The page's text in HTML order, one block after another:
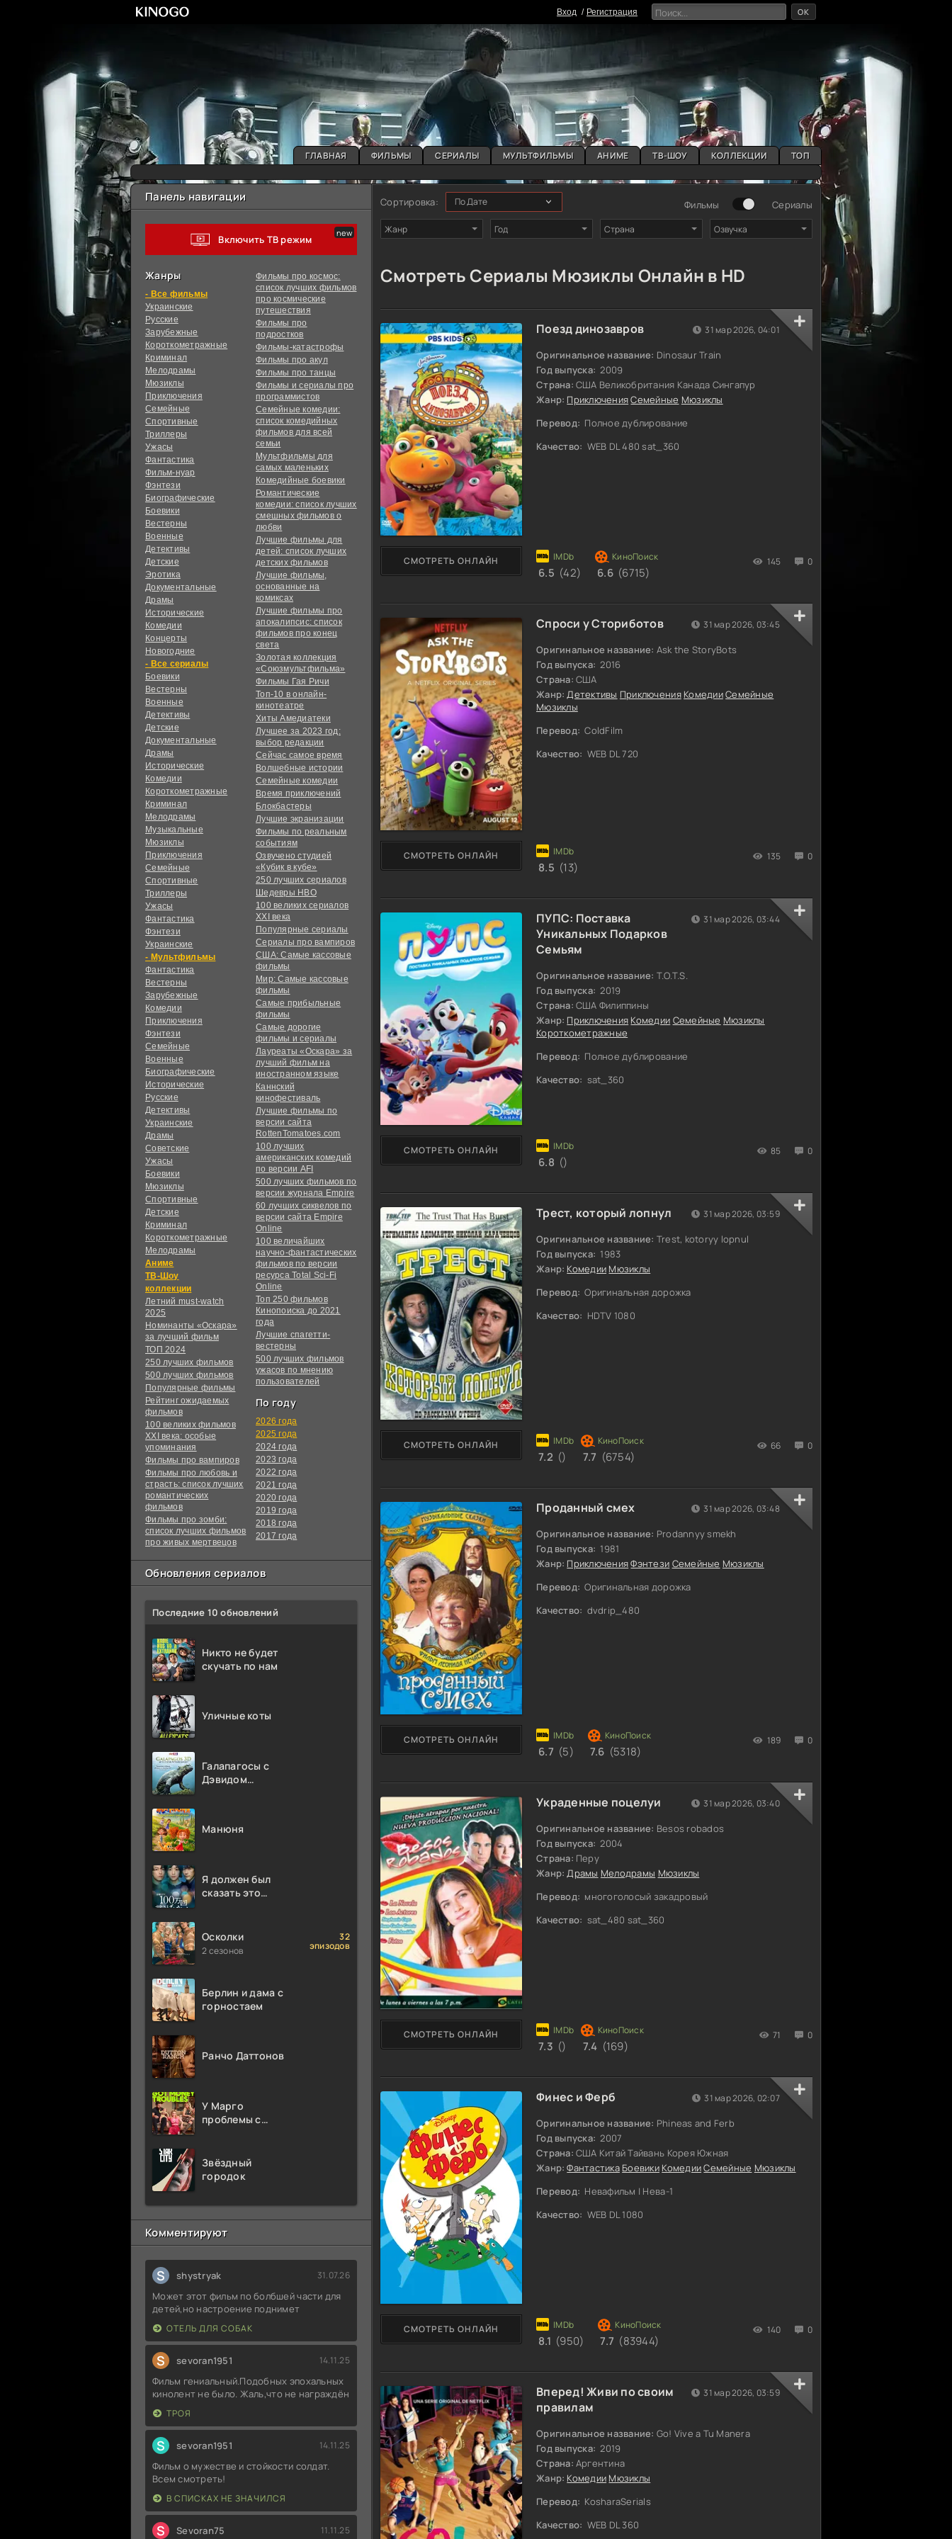
Вxoд Регистрация OK
ГЛАВНАЯ ФИЛЬМЫ СЕРИАЛЫ МУЛЬТФИЛЬМЫ АНИМЕ ТВ-ШОУ КОЛЛЕКЦИИ ТОП
Панель навигации
Включить ТВ режим
Жанры
фильмы
Украинcкие
Русские
Зарубежные
Короткометражные
Криминал
Мелодрамы
Мюзиклы
Приключения
Семейные
Спортивные
Триллеры
Ужасы
Фантастика
Фильм-нуар
Фэнтези
Биографические
Боевики
Вестерны
Военные
Детективы
Детские
Эротика
Документальные
Драмы
Исторические
Комедии
Концерты
Новогодние
сериалы
Боевики
Вестерны
Военные
Детективы
Детские
Документальные
Драмы
Исторические
Комедии
Короткометражные
Криминал
Мелодрамы
Музыкальные
Мюзиклы
Приключения
Семейные
Спортивные
Триллеры
Ужасы
Фантастика
Фэнтези
Украинcкие
Мультфильмы
Фантастика
Вестерны
Зарубежные
Комедии
Приключения
Фэнтези
Семейные
Военные
Биографические
Исторические
Русские
Детективы
Украинские
Драмы
Советские
Ужасы
Боевики
Мюзиклы
Спортивные
Детские
Криминал
Короткометражные
Мелодрамы
Аниме
ТВ-Шоу
коллекции
Летний must-watch
2025
Номинанты «Оскара»
за лучший фильм
ТОП 2024
250 лучших фильмов
500 лучших фильмов
Популярные фильмы
Рейтинг ожидаемых
фильмов
100 великих фильмов
XXI века: особые
упоминания
Фильмы про вампиров
Фильмы про любовь и
страсть: список лучших
романтических
фильмов
Фильмы про зомби:
список лучших фильмов
про живых мертвецов
Фильмы про космос:
список лучших фильмов
про космические
путешествия
Фильмы про
подростков
Фильмы-катастрофы
Фильмы про акул
Фильмы про танцы
Фильмы и сериалы про
программистов
Семейные комедии:
список комедийных
фильмов для всей
семьи
Мультфильмы для
самых маленьких
Комедийные боевики
Романтические
комедии: список лучших
смешных фильмов о
любви
Лучшие фильмы для
детей: список лучших
детских фильмов
Лучшие фильмы,
основанные на
комиксах
Лучшие фильмы про
апокалипсис: список
фильмов про конец
света
Золотая коллекция
«Союзмультфильма»
Фильмы Гая Ричи
Топ-10 в онлайн-
кинотеатре
Хиты Амедиатеки
Лучшее за 2023 год:
выбор редакции
Сейчас самое время
Волшебные истории
Семейные комедии
Время приключений
Блокбастеры
Лучшие экранизации
Фильмы по реальным
событиям
Озвучено студией
«Кубик в кубе»
250 лучших сериалов
Шедевры HBO
100 великих сериалов
XXI века
Популярные сериалы
Сериалы про вампиров
США: Самые кассовые
фильмы
Мир: Самые кассовые
фильмы
Самые прибыльные
фильмы
Самые дорогие
фильмы и сериалы
Лауреаты «Оскара» за
лучший фильм на
иностранном языке
Каннский
кинофестиваль
Лучшие фильмы по
версии сайта
RottenTomatoes.com
100 лучших
американских комедий
по версии AFI
500 лучших фильмов по
версии журнала Empire
60 лучших сиквелов по
версии сайта Empire
Online
100 величайших
научно-фантастических
фильмов по версии
ресурса Total Sci-Fi
Online
Топ 250 фильмов
Кинопоиска до 2021
года
Лучшие спагетти-
вестерны
500 лучших фильмов
ужасов по мнению
пользователей
По году
2026 года
2025 года
2024 года
2023 года
2022 года
2021 года
2020 года
2019 года
2018 года
2017 года
Обновления сериалов
Последние 10 обновлений
Никто не будет
скучать по нам
Уличные коты
Галапагосы с
Дэвидом
Манюня
Я должен был
сказать это
Осколки
2 сезонов
32
эпизодов
Берлин и дама с
горностаем
Ранчо Даттонов
У Марго
проблемы с
Звёздный
городок
Комментируют
S shystryak 31.07.26
Может этот фильм по болбшей части для
детей,но настроение поднимет
ОТЕЛЬ ДЛЯ СОБАК
S sevoran1951 14.11.25
Фильм гениальный.Подобных эпохальных
кинолент не было. Жаль,что не награждён
ТРОЯ
S sevoran1951 14.11.25
Фильм о мужестве и стойкости солдат.
Всем смотреть!
В СПИСКАХ НЕ ЗНАЧИЛСЯ
S Sevoran75 11.11.25
Сортировка: Фильмы Сериалы
Жанр Год Страна Озвучка
Смотреть Сериалы Мюзиклы Онлайн в HD
Поезд динозавров
Оригинальное название: Dinosaur Train
Год выпуска: 2009
Страна: США Великобритания Канада Сингапур
Жанр: ПриключенияСемейные Мюзиклы
Перевод: Полное дублирование
Качество: WEB DL 480 sat_360
СМОТРЕТЬ ОНЛАЙН
6.5 (42) 6.6 (6715)
145 0
31 мар 2026, 04:01
Спроси у Сториботов
Оригинальное название: Ask the StoryBots
Год выпуска: 2016
Страна: США
Жанр: Детективы Приключения КомедииСемейные
Мюзиклы
Перевод: ColdFilm
Качество: WEB DL 720
СМОТРЕТЬ ОНЛАЙН
8.5 (13)
135 0
31 мар 2026, 03:45
ПУПС: Поставка
Уникальных Подарков
Семьям
Оригинальное название: T.O.T.S.
Год выпуска: 2019
Страна: США Филиппины
Жанр: Приключения Комедии Семейные Мюзиклы
Короткометражные
Перевод: Полное дублирование
Качество: sat_360
СМОТРЕТЬ ОНЛАЙН
6.8 ()
85 0
31 мар 2026, 03:44
Трест, который лопнул
Оригинальное название: Trest, kotoryy lopnul
Год выпуска: 1983
Жанр: Комедии Мюзиклы
Перевод: Оригинальная дорожка
Качество: HDTV 1080
СМОТРЕТЬ ОНЛАЙН
7.2 () 7.7 (6754)
66 0
31 мар 2026, 03:59
Проданный смех
Оригинальное название: Prodannyy smekh
Год выпуска: 1981
Жанр: ПриключенияФэнтези Семейные Мюзиклы
Перевод: Оригинальная дорожка
Качество: dvdrip_480
СМОТРЕТЬ ОНЛАЙН
6.7 (5) 7.6 (5318)
189 0
31 мар 2026, 03:48
Украденные поцелуи
Оригинальное название: Besos robados
Год выпуска: 2004
Страна: Перу
Жанр: Драмы Мелодрамы Мюзиклы
Перевод: многоголосый закадровый
Качество: sat_480 sat_360
СМОТРЕТЬ ОНЛАЙН
7.3 () 7.4 (169)
71 0
31 мар 2026, 03:40
Финес и Ферб
Оригинальное название: Phineas and Ferb
Год выпуска: 2007
Страна: США Китай Тайвань Корея Южная
Жанр: Фантастика Боевики КомедииСемейные Мюзиклы
Перевод: Невафильм | Нева-1
Качество: WEB DL 1080
СМОТРЕТЬ ОНЛАЙН
8.1 (950) 7.7 (83944)
140 0
31 мар 2026, 02:07
Вперед! Живи по своим
правилам
Оригинальное название: Go! Vive a Tu Manera
Год выпуска: 2019
Страна: Аргентина
Жанр: Комедии Мюзиклы
Перевод: KosharaSerials
Качество: WEB DL 360
31 мар 2026, 03:59